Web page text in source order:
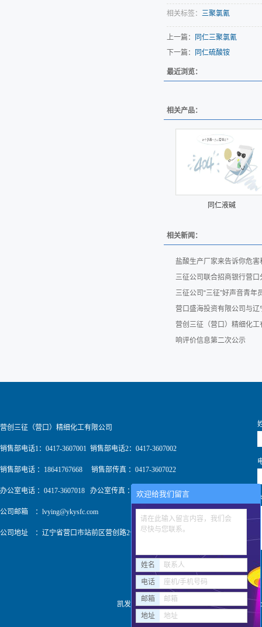
相关标签： 三聚氯氰
上一篇：
同仁三聚氯氰
下一篇：
同仁硫酸铵
最近浏览：
相关产品：
同仁液碱
相关新闻：
盐酸生产厂家来告诉你危害
三征公司联合招商银行营
三征公司“三征”好声音青
营口盛海投资有限公司与
营创三征（营口）精细化
响评价信息第二次公示
营创三征（营口）精细化工有限公司
销售部电话1：0417-3607001 销售部电话2：0417-3607002
销售部电话 ：18641767668 销售部传真 ：0417-3607022
办公室电话 ：0417-3607018 办公室传真 ：0417-3607009
公司邮箱 ： lvying@ykysfc.com
公司地址 ：辽宁省营口市站前区营创路2号
凯发k8pa旗舰 copyright © http://
欢迎给我们留言
请在此输入留言内容，我们会
尽快与您联系。
姓名 联系人
电话 座机/手机号码
邮箱 邮箱
地址 地址